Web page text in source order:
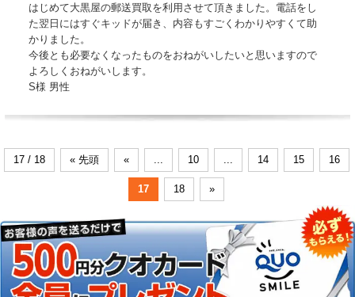
はじめて大黒屋の郵送買取を利用させて頂きました。電話をし
た翌日にはすぐキッドが届き、内容もすごくわかりやすくて助
かりました。
今後とも必要なくなったものをおねがいしたいと思いますので
よろしくおねがいします。
S様 男性
17 / 18 « 先頭 « 10 14 15 16
17 18 »